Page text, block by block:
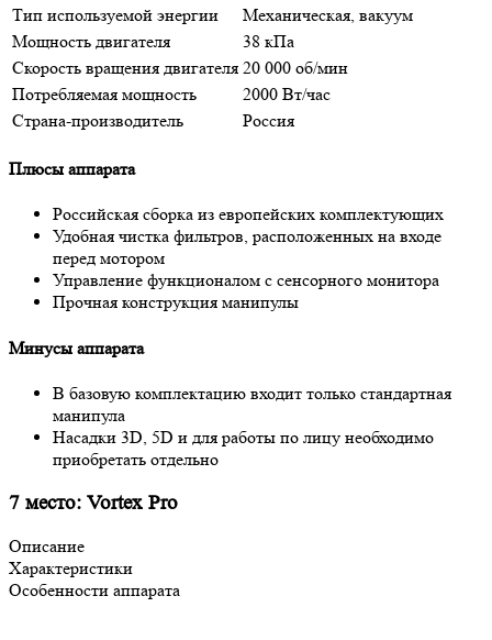
Тип используемой энергии
Механическая, вакуум
Мощность двигателя
38 кПа
Скорость вращения двигателя 20 000 об/мин
Потребляемая мощность
2000 Вт/час
Страна-производитель
Россия
Плюсы аппарата
Российская сборка из европейских комплектующих
Удобная чистка фильтров, расположенных на входе
перед мотором
Управление функционалом с сенсорного монитора
Прочная конструкция манипулы
Минусы аппарата
В базовую комплектацию входит только стандартная
манипула
Насадки 3D, 5D и для работы по лицу необходимо
приобретать отдельно
7 место: Vortex Pro
Описание
Характеристики
Особенности аппарата